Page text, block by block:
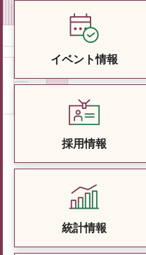
イベント情報
採用情報
統計情報